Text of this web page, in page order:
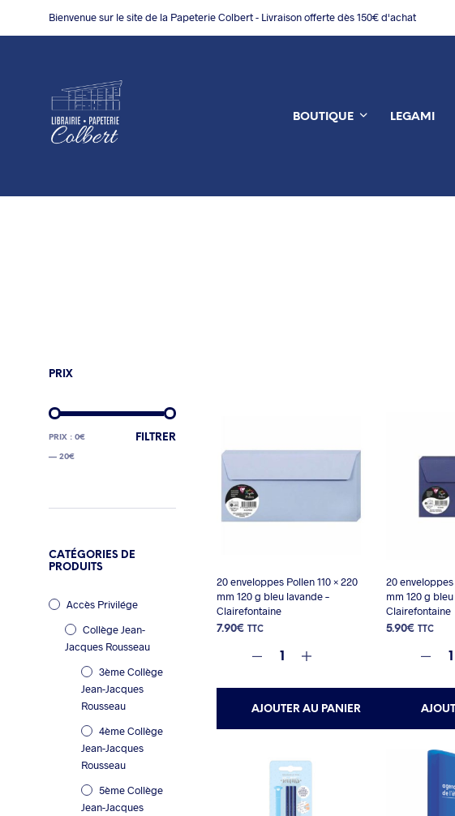
Bienvenue sur le site de la Papeterie Colbert - Livraison offerte dès 150€ d'achat
BOUTIQUE LEGAMI
PRIX
PRIX
MIN
PRIX
MAX
FILTRER
PRIX : 0€
— 20€
CATÉGORIES DE
PRODUITS
Accès Privilége
Collège Jean-
Jacques Rousseau
3ème Collège
Jean-Jacques
Rousseau
4ème Collège
Jean-Jacques
Rousseau
5ème Collège
Jean-Jacques
20 enveloppes Pollen 110 × 220
mm 120 g bleu lavande –
Clairefontaine
7.90€ TTC
AJOUTER AU PANIER
20 enveloppes
mm 120 g bleu
Clairefontaine
5.90€ TTC